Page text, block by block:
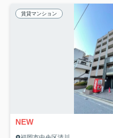
賃貸マンション
NEW